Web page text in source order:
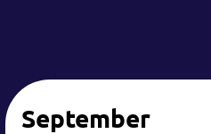
September